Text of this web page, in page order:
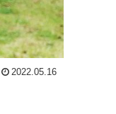
2022.05.16